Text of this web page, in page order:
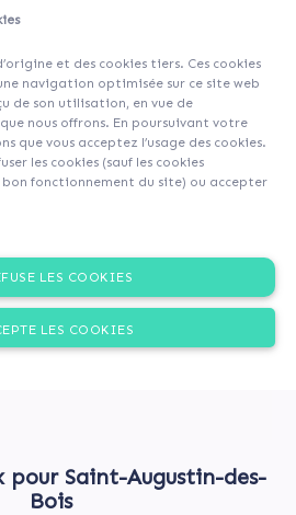
et des cookies tiers. Ces cookies
navigation optimisée sur ce site web
de son utilisation, en vue de
nous offrons. En poursuivant votre
que vous acceptez l’usage des cookies.
les cookies (sauf les cookies
fonctionnement du site) ou accepter
LES COOKIES
LES COOKIES
pour Saint-Augustin-des-
Bois